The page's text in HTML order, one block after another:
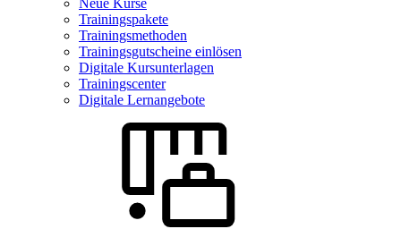
Neue Kurse
Trainingspakete
Trainingsmethoden
Trainingsgutscheine einlösen
Digitale Kursunterlagen
Trainingscenter
Digitale Lernangebote